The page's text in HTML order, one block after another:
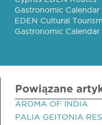
Gastronomic Calendar
EDEN Cultural
Gastronomic Calendar
Powiązane
AROMA OF INDIA
PALIA GEITONIA